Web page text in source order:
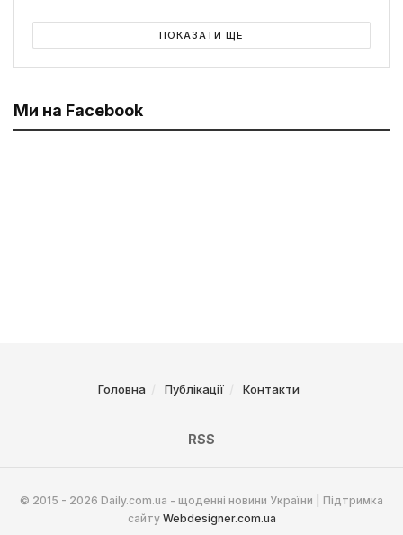
ПОКАЗАТИ ЩЕ
Ми на Facebook
Головна Публікації Контакти
RSS
© 2015 - 2026 Daily.com.ua - щоденні новини України | Підтримка
сайту Webdesigner.com.ua